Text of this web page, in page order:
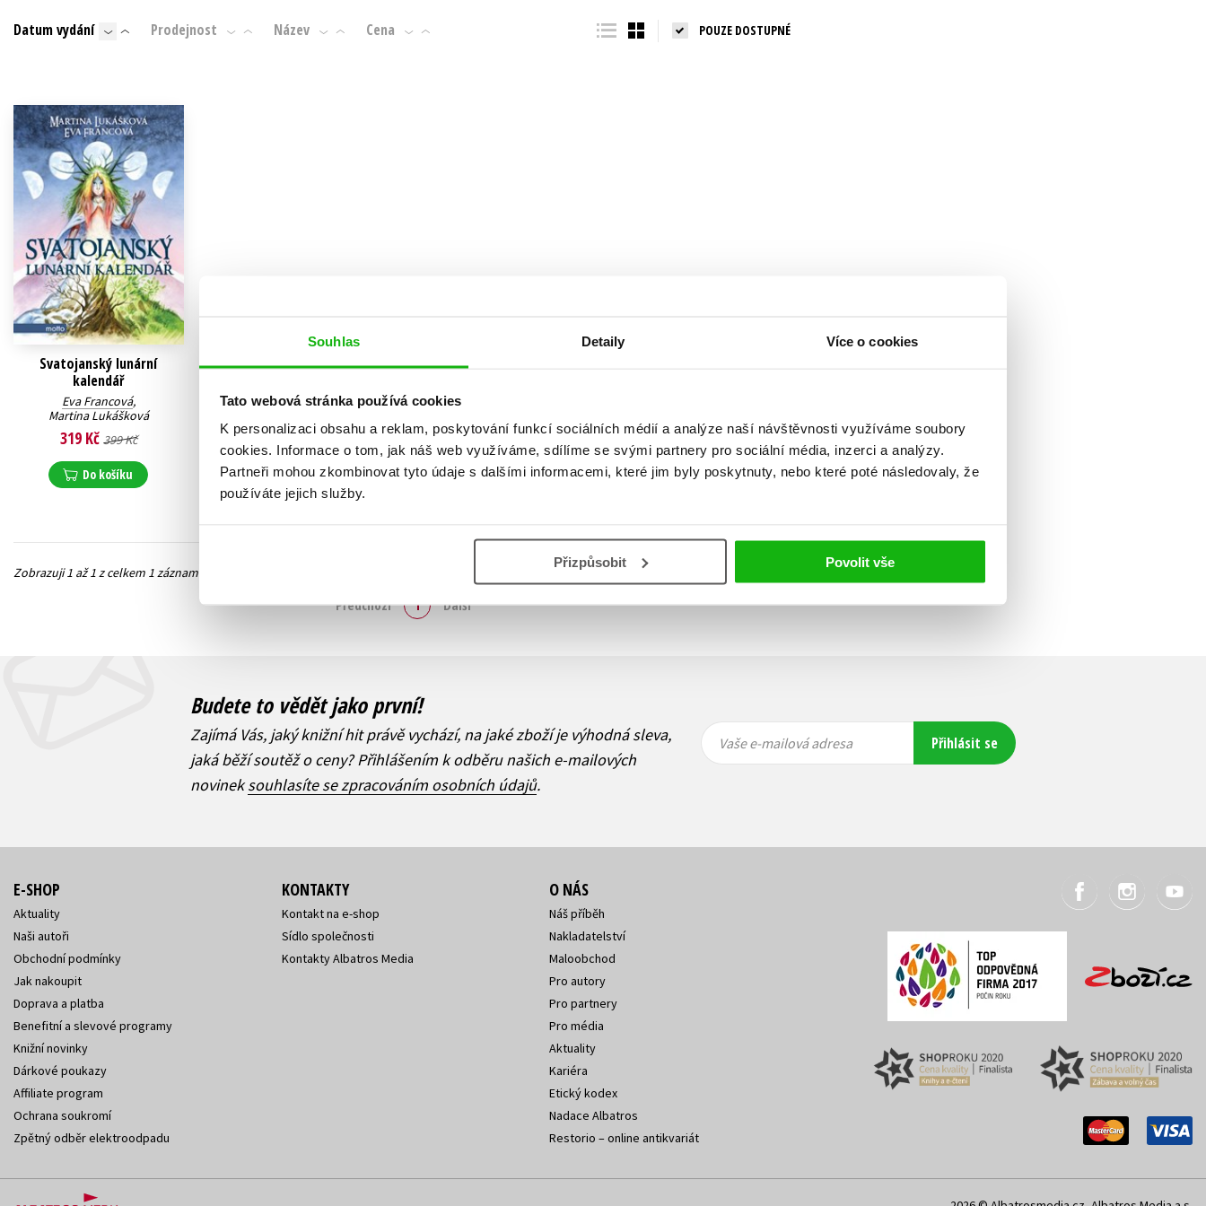
Souhlas Detaily Více o cookies
Tato webová stránka používá cookies
K personalizaci obsahu a reklam, poskytování funkcí sociálních médií a analýze naší návštěvnosti využíváme soubory
cookies. Informace o tom, jak náš web využíváme, sdílíme se svými partnery pro sociální média, inzerci a analýzy.
Partneři mohou zkombinovat tyto údaje s dalšími informacemi, které jim byly poskytnuty, nebo které poté následovaly, že
používáte jejich služby.
Přizpůsobit Povolit vše
Beletrie pro děti
Byznys a ekonomie
Jazyky
Populárně - naučné pro děti
Young adult (SK)
Datum vydání Prodejnost Název Cena POUZE DOSTUPNÉ
Svatojanský lunární
kalendář
Eva Francová,
Martina Lukášková
319 Kč 399 Kč
Do košíku
Zobrazuji 1 až 1 z celkem 1 záznamů
Předchozí 1 Další
Budete to vědět jako první!
Zajímá Vás, jaký knižní hit právě vychází, na jaké zboží je výhodná sleva,
jaká běží soutěž o ceny? Přihlášením k odběru našich e-mailových
novineksouhlasíte se zpracováním osobních údajů.
Vaše e-
mailová
Vaše e-
mailová
Vaše e-mailová adresa Přihlásit se
E-SHOP
Aktuality
Naši autoři
Obchodní podmínky
Jak nakoupit
Doprava a platba
Benefitní a slevové programy
Knižní novinky
Dárkové poukazy
Affiliate program
Ochrana soukromí
Zpětný odběr elektroodpadu
KONTAKTY
Kontakt na e-shop
Sídlo společnosti
Kontakty Albatros Media
O NÁS
Náš příběh
Nakladatelství
Maloobchod
Pro autory
Pro partnery
Pro média
Aktuality
Kariéra
Etický kodex
Nadace Albatros
Restorio – online antikvariát